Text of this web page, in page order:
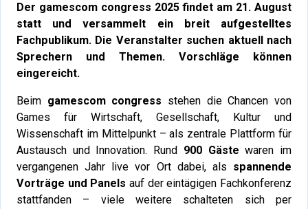
Der gamescom congress 2025 findet am 21. August
statt und versammelt ein breit aufgestelltes
Fachpublikum. Die Veranstalter suchen aktuell nach
Sprechern und Themen. Vorschläge können
eingereicht.
Beim gamescom congress stehen die Chancen von
Games für Wirtschaft, Gesellschaft, Kultur und
Wissenschaft im Mittelpunkt – als zentrale Plattform für
Austausch und Innovation. Rund 900 Gäste waren im
vergangenen Jahr live vor Ort dabei, als spannende
Vorträge und Panels auf der eintägigen Fachkonferenz
stattfanden – viele weitere schalteten sich per